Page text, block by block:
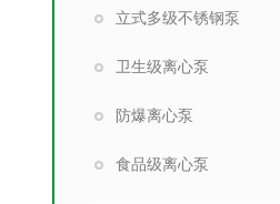
立式多级不锈钢泵
卫生级离心泵
防爆离心泵
食品级离心泵